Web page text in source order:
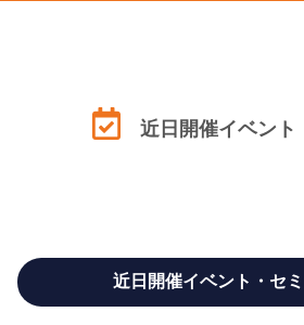
近日開催イベント
近日開催イベント・セ